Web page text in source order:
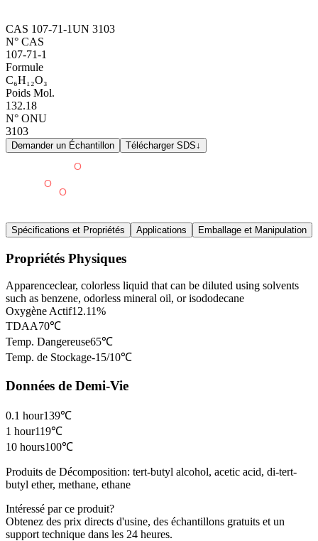
CAS 107-71-1UN 3103
N° CAS
107-71-1
Formule
C₆H₁₂O₃
Poids Mol.
132.18
N° ONU
3103
Demander un Échantillon Télécharger SDS↓
Spécifications et Propriétés Applications Emballage et Manipulation
Propriétés Physiques
Apparenceclear, colorless liquid that can be diluted using solvents
such as benzene, odorless mineral oil, or isododecane
Oxygène Actif12.11%
TDAA70℃
Temp. Dangereuse65℃
Temp. de Stockage-15/10℃
Données de Demi-Vie
0.1 hour139℃
1 hour119℃
10 hours100℃
Produits de Décomposition: tert-butyl alcohol, acetic acid, di-tert-
butyl ether, methane, ethane
Intéressé par ce produit?
Obtenez des prix directs d'usine, des échantillons gratuits et un
support technique dans les 24 heures.